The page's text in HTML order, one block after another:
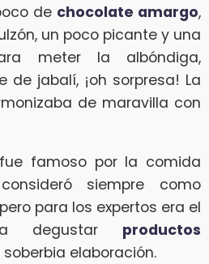
de chocolate amargo,
un poco picante y una
meter la albóndiga,
de jabalí, ¡oh sorpresa! La
de maravilla con
famoso por la comida
siempre como
para los expertos era el
degustar productos
elaboración.